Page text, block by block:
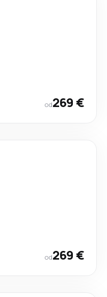
od269 €
od269 €